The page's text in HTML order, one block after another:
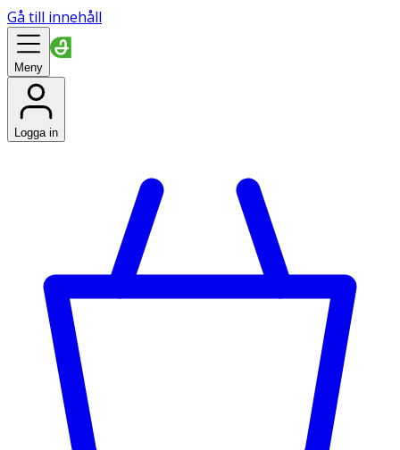
Gå till innehåll
Meny
Logga in